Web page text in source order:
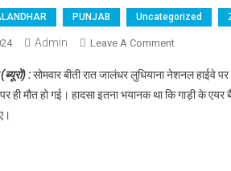
PUNJAB Uncategorized
Admin Leave A Comment
:सोमवार बीती रात जालंधर लुधियाना नेशनल हाईवे
ही मौत हो गई। हादसा इतना भयानक था कि गाड़ी के